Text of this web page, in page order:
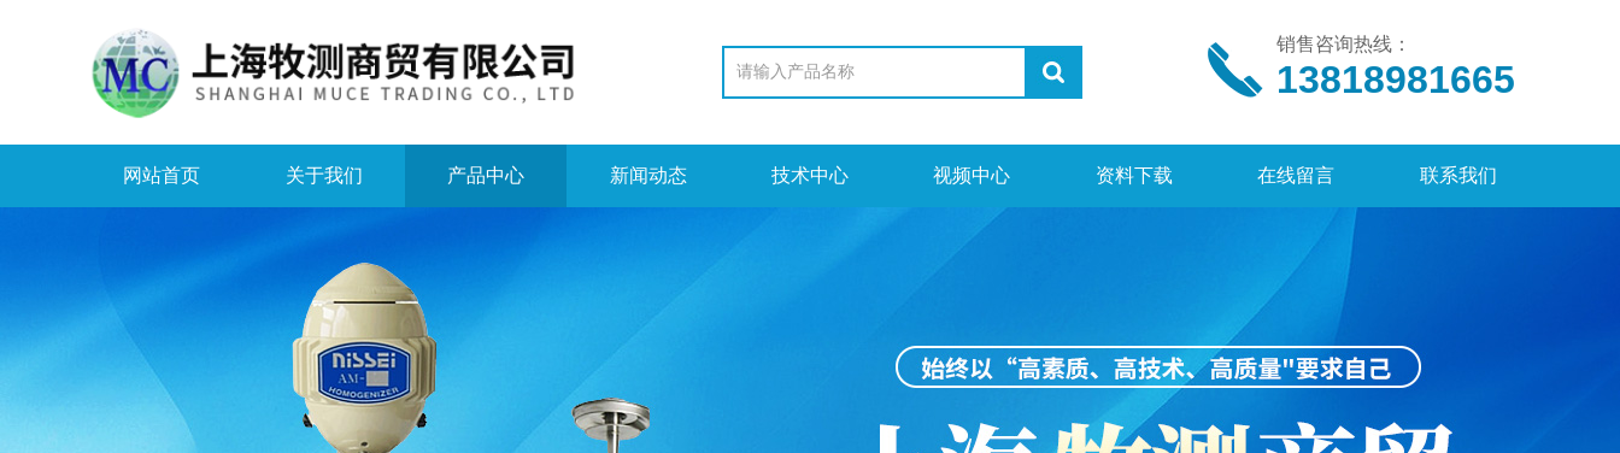
销售咨询热线：
13818981665
网站首页 关于我们 产品中心 新闻动态 技术中心 视频中心 资料下载 在线留言 联系我们